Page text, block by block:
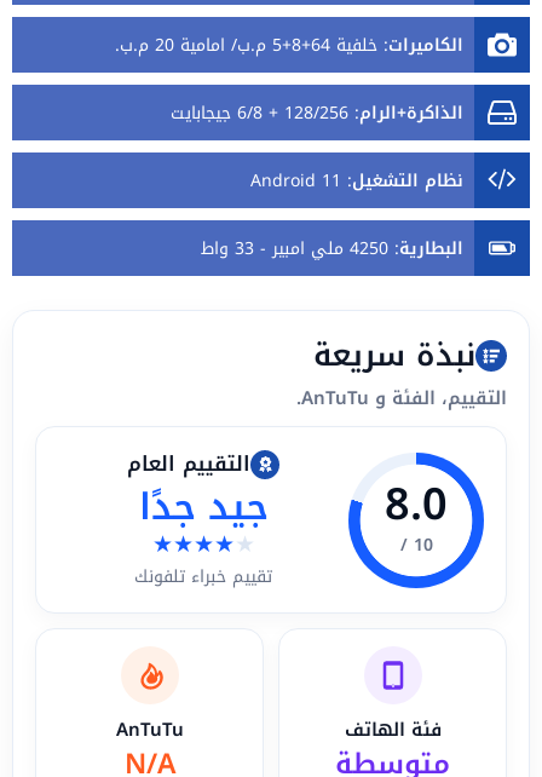
الكاميرات: خلفية 64+8+5 م.ب/ امامية 20 م.ب.
الذاكرة+الرام: 128/256 + 6/8 جيجابايت
نظام التشغيل:
Android 11
البطارية: 4250 ملي امبير - 33 واط
نبذة سريعة
التقييم، الفئة و AnTuTu.
8.0
10 /
التقييم العام
جيد جدًا
★★★★★
تقييم خبراء تلفونك
فئة الهاتف
متوسطة
AnTuTu
N/A